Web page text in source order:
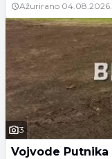
Ažurirano 04.08.2026.
3
Vojvode Putnika